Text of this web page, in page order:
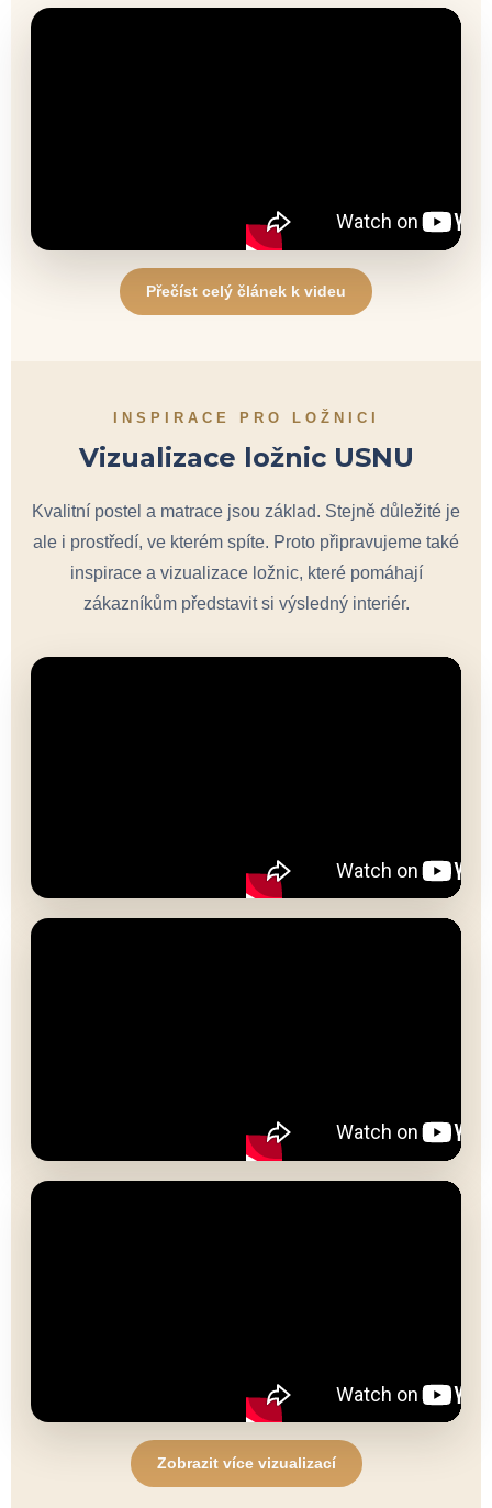
Přečíst celý článek k videu
INSPIRACE PRO LOŽNICI
Vizualizace ložnic USNU
Kvalitní postel a matrace jsou základ. Stejně důležité je
ale i prostředí, ve kterém spíte. Proto připravujeme také
inspirace a vizualizace ložnic, které pomáhají
zákazníkům představit si výsledný interiér.
Zobrazit více vizualizací